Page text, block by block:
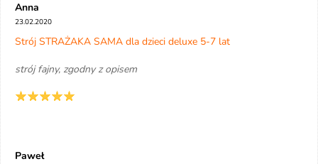
Anna
23.02.2020
Strój STRAŻAKA SAMA dla dzieci deluxe 5-7 lat
strój fajny, zgodny z opisem
Paweł